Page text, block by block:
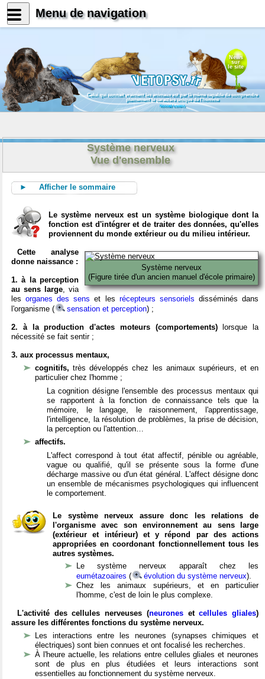
News
sur
le site
Celui qui connait vraiment les animaux est par là même capable de comprendre
pleinement le caractère unique de l'homme
Konrad Lorenz
Système nerveux
Vue d'ensemble
► Afficher le sommaire
Le système nerveux est un système biologique dont la
fonction est d'intégrer et de traiter des données, qu'elles
proviennent du monde extérieur ou du milieu intérieur.
Système nerveux
(Figure tirée d'un ancien manuel d'école primaire)
Cette analyse
donne naissance :
1. à la perception
au sens large, via
lesorganes des sens et les récepteurs sensoriels disséminés dans
l'organisme (
sensation et perception) ;
2. à la production d'actes moteurs (comportements)lorsque la
nécessité se fait sentir ;
3. aux processus mentaux,
cognitifs,très développés chez les animaux supérieurs, et en
particulier chez l'homme ;
La cognition désigne l'ensemble des processus mentaux qui
se rapportent à la fonction de connaissance tels que la
mémoire, le langage, le raisonnement, l'apprentissage,
l'intelligence, la résolution de problèmes, la prise de décision,
la perception ou l'attention…
affectifs.
L'affect correspond à tout état affectif, pénible ou agréable,
vague ou qualifié, qu'il se présente sous la forme d'une
décharge massive ou d'un état général. L'affect désigne donc
un ensemble de mécanismes psychologiques qui influencent
le comportement.
Le système nerveux assure donc les relations de
l'organisme avec son environnement au sens large
(extérieur et intérieur) et y répond par des actions
appropriées en coordonant fonctionnellement tous les
autres systèmes.
Le système nerveux apparaît chez les
eumétazoaires ( évolution du système nerveux).
Chez les animaux supérieurs, et en particulier
l'homme, c'est de loin le plus complexe.
L'activité des cellules nerveuses (neuronesetcellules gliales)
assure les différentes fonctions du système nerveux.
Les interactions entre les neurones (synapses chimiques et
électriques) sont bien connues et ont focalisé les recherches.
À l'heure actuelle, les relations entre cellules gliales et neurones
sont de plus en plus étudiées et leurs interactions sont
essentielles au fonctionnement du système nerveux.
Menu de navigation